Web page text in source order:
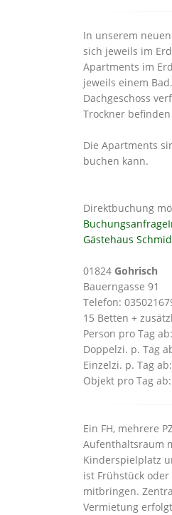
In unserem
sich jeweils im
Apartments im
jeweils einem
Dachgeschoss
Trockner
Die Apartments
buchen kann.
Direktbuchung
Buchungsanfrage
Gästehaus
01824 Gohrisch
Bauerngasse 91
Telefon:
15 Betten +
Person pro Tag ab:
Doppelzi. p. Tag
Einzelzi. p. Tag ab:
Objekt pro Tag ab:
Ein FH, mehrere
Aufenthaltsraum
Kinderspielplatz
ist Frühstück
mitbringen.
Vermietung